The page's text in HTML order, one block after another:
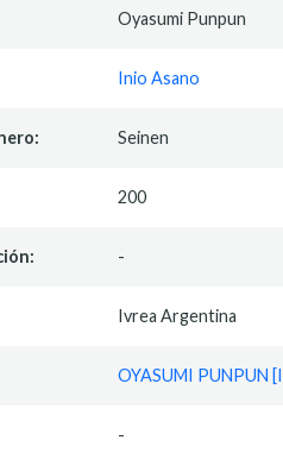
Oyasumi Punpun
Inio Asano
Seinen
200
-
Ivrea Argentina
OYASUMI PUNPUN
-